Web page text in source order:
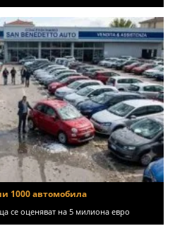
1000 автомобила
се оценяват на 5 милиона евро